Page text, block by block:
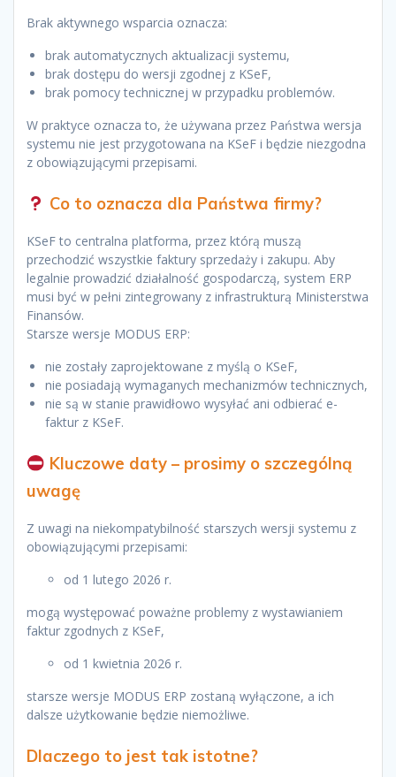
Brak aktywnego wsparcia oznacza:
brak automatycznych aktualizacji systemu,
brak dostępu do wersji zgodnej z KSeF,
brak pomocy technicznej w przypadku problemów.
W praktyce oznacza to, że używana przez Państwa wersja
systemu nie jest przygotowana na KSeF i będzie niezgodna
z obowiązującymi przepisami.
Co to oznacza dla Państwa firmy?
KSeF to centralna platforma, przez którą muszą
przechodzić wszystkie faktury sprzedaży i zakupu. Aby
legalnie prowadzić działalność gospodarczą, system ERP
musi być w pełni zintegrowany z infrastrukturą Ministerstwa
Finansów.
Starsze wersje MODUS ERP:
nie zostały zaprojektowane z myślą o KSeF,
nie posiadają wymaganych mechanizmów technicznych,
nie są w stanie prawidłowo wysyłać ani odbierać e-
faktur z KSeF.
Kluczowe daty – prosimy o szczególną
uwagę
Z uwagi na niekompatybilność starszych wersji systemu z
obowiązującymi przepisami:
od 1 lutego 2026 r.
mogą występować poważne problemy z wystawianiem
faktur zgodnych z KSeF,
od 1 kwietnia 2026 r.
starsze wersje MODUS ERP zostaną wyłączone, a ich
dalsze użytkowanie będzie niemożliwe.
Dlaczego to jest tak istotne?